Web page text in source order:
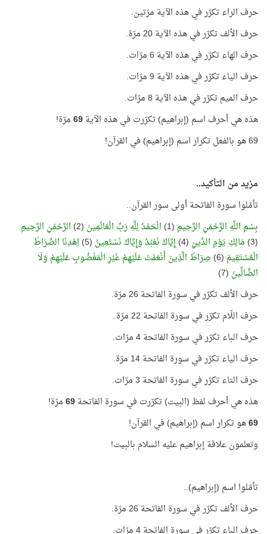
حرف الراء تكرّر في هذه الآية مرّتين.
حرف الألف تكرّر في هذه الآية 20 مرّة.
حرف الهاء تكرّر في هذه الآية 6 مرّات.
حرف الياء تكرّر في هذه الآية 9 مرّات.
حرف الميم تكرّر في هذه الآية 8 مرّات.
هذه هي أحرف اسم (إبراهيم) تكرّرت في هذه الآية69مرّة!
69 هو بالفعل تكرار اسم (إبراهيم) في القرآن!
مزيد من التأكيد..
تأمّلوا سورة الفاتحة أولى سور القرآن..
بِسْمِ اللَّهِ الرَّحْمَنِ الرَّحِيمِ (1) الْحَمْدُ لِلَّهِ رَبِّ الْعَالَمِينَ (2)
الرَّحْمَنِ الرَّحِيمِ
(3)
مَالِكِ يَوْمِ الدِّينِ (4) إِيَّاكَ نَعْبُدُ وَإِيَّاكَ نَسْتَعِينُ (5)
اِهْدِنَا الصِّرَاطَ
الْمُسْتَقِيمَ (6)
صِرَاطَ الَّذِينَ أَنْعَمْتَ عَلَيْهِمْ غَيْرِ الْمَغْضُوبِ عَلَيْهِمْ وَلَا
الضَّالِّينَ (7)
حرف الألف تكرّر في سورة الفاتحة 26 مرّة.
حرف اللّام تكرّر في سورة الفاتحة 22 مرّة.
حرف الباء تكرّر في سورة الفاتحة 4 مرّات.
حرف الياء تكرّر في سورة الفاتحة 14 مرّة.
حرف التاء تكرّر في سورة الفاتحة 3 مرّات.
هذه هي أحرف لفظ (البيت) تكرّرت في سورة الفاتحة69مرّة!
69هو تكرار اسم (إبراهيم) في القرآن!
وتعلمون علاقة إبراهيم عليه السلام بالبيت!
تأمّلوا اسم (إبراهيم)..
حرف الألف تكرّر في سورة الفاتحة 26 مرّة.
حرف الباء تكرّر في سورة الفاتحة 4 مرّات.